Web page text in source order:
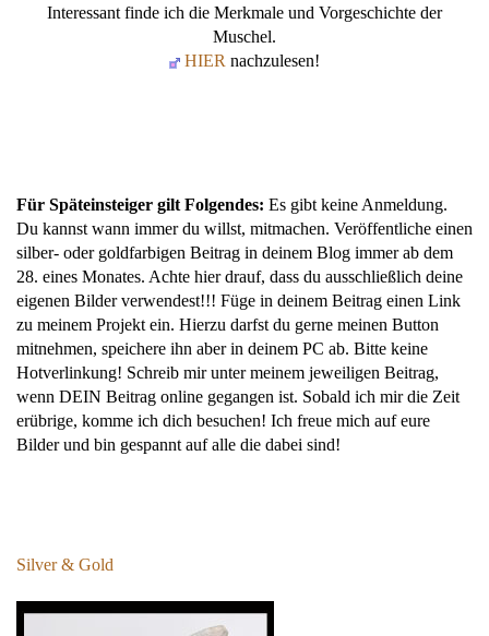
Interessant finde ich die Merkmale und Vorgeschichte der
Muschel.
HIER nachzulesen!
Für Späteinsteiger gilt Folgendes: Es gibt keine Anmeldung.
Du kannst wann immer du willst, mitmachen. Veröffentliche einen
silber- oder goldfarbigen Beitrag in deinem Blog immer ab dem
28. eines Monates. Achte hier drauf, dass du ausschließlich deine
eigenen Bilder verwendest!!! Füge in deinem Beitrag einen Link
zu meinem Projekt ein. Hierzu darfst du gerne meinen Button
mitnehmen, speichere ihn aber in deinem PC ab. Bitte keine
Hotverlinkung! Schreib mir unter meinem jeweiligen Beitrag,
wenn DEIN Beitrag online gegangen ist. Sobald ich mir die Zeit
erübrige, komme ich dich besuchen! Ich freue mich auf eure
Bilder und bin gespannt auf alle die dabei sind!
Silver & Gold